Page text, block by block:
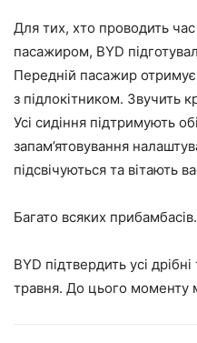
Для тих, хто проводить
пасажиром, BYD
Передній пасажир отримує
з підлокітником. Звучить
Усі сидіння підтримують
запам’ятовування
підсвічуються та вітають
Багато всяких
BYD підтвердить усі
травня. До цього моменту